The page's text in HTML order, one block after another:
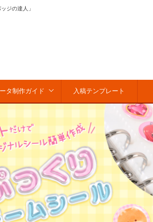
ジの達人」
タ制作ガイド 入稿テンプレート